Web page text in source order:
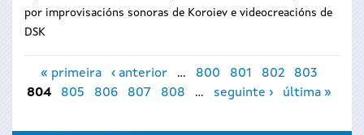
por improvisacións sonoras de Koroiev e videocreacións de
DSK
Páxinas
« primeira ‹ anterior … 800 801 802
803
804
805 806 807 808 … seguinte › última »